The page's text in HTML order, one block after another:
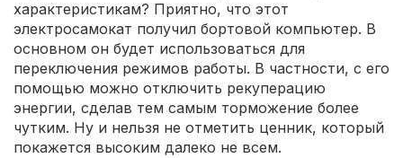
характеристикам? Приятно, что этот
электросамокат получил бортовой компьютер. В
основном он будет использоваться для
переключения режимов работы. В частности, с его
помощью можно отключить рекуперацию
энергии, сделав тем самым торможение более
чутким. Ну и нельзя не отметить ценник, который
покажется высоким далеко не всем.